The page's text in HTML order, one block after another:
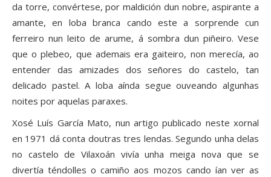
da torre, convértese, por maldición dun nobre, aspirante a
amante, en loba branca cando este a sorprende cun
ferreiro nun leito de arume, á sombra dun piñeiro. Vese
que o plebeo, que ademais era gaiteiro, non merecía, ao
entender das amizades dos señores do castelo, tan
delicado pastel. A loba aínda segue ouveando algunhas
noites por aquelas paraxes.
Xosé Luís García Mato, nun artigo publicado neste xornal
en 1971 dá conta doutras tres lendas. Segundo unha delas
no castelo de Vilaxoán vivía unha meiga nova que se
divertía téndolles o camiño aos mozos cando ían ver as